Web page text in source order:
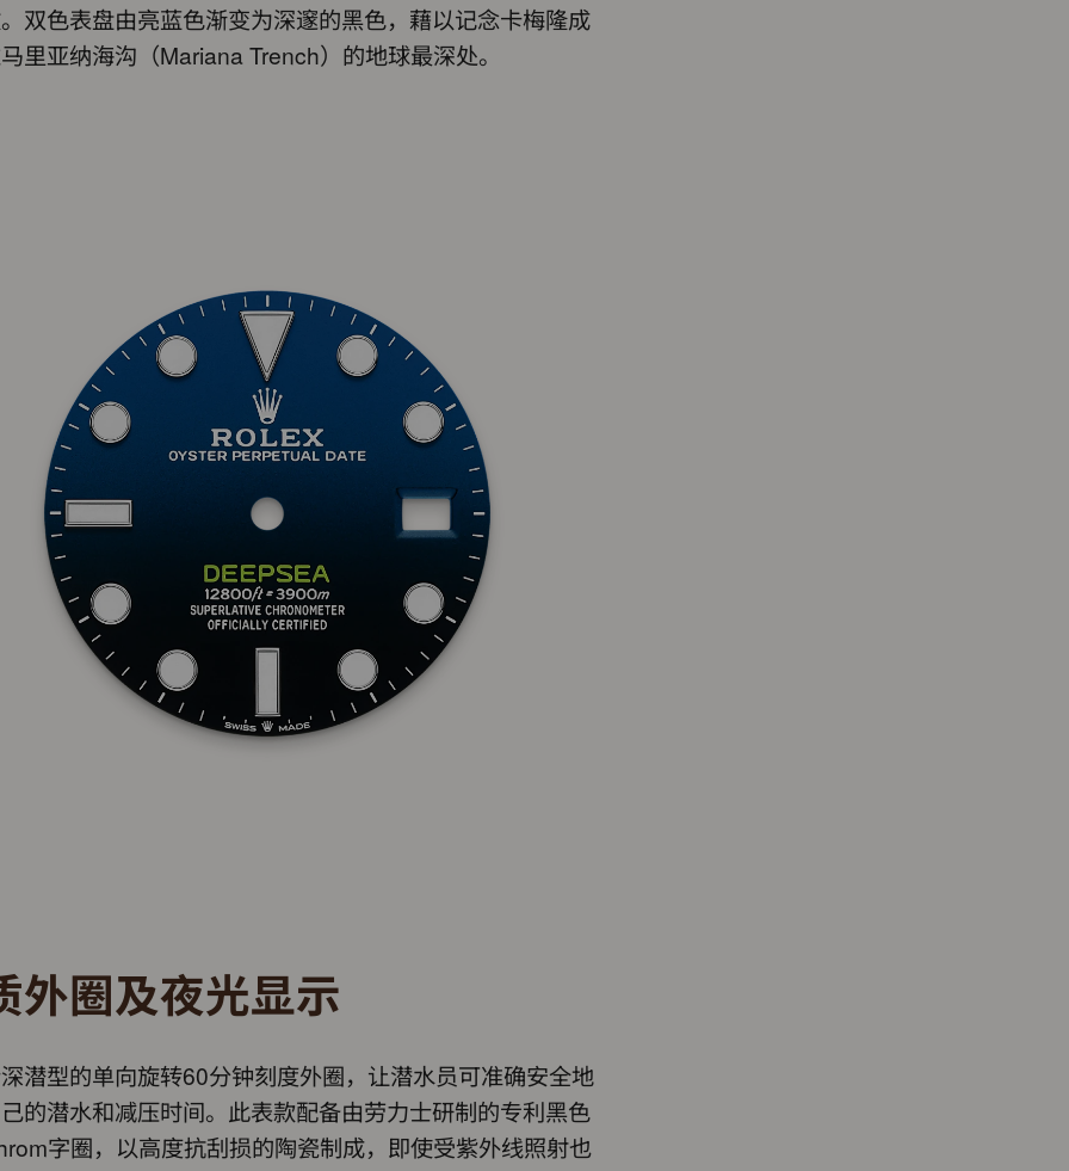
双色表盘由亮蓝色渐变为深邃的黑色，藉以记念卡梅隆成
里亚纳海沟（Mariana Trench）的地球最深处。
外圈及夜光显示
潜型的单向旋转60分钟刻度外圈，让潜水员可准确安全地
的潜水和减压时间。此表款配备由劳力士研制的专利黑色
字圈，以高度抗刮损的陶瓷制成，即使受紫外线照射也